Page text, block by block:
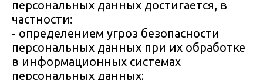
персональных данных достигается, в
частности:
- определением угроз безопасности
персональных данных при их обработке
в информационных системах
персональных данных;